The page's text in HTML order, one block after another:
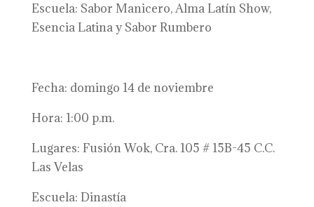
Escuela: Sabor Manicero, Alma Latín Show,
Esencia Latina y Sabor Rumbero
Fecha: domingo 14 de noviembre
Hora: 1:00 p.m.
Lugares: Fusión Wok, Cra. 105 # 15B-45 C.C.
Las Velas
Escuela: Dinastía